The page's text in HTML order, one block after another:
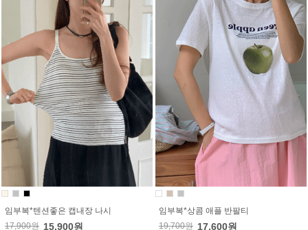
임부복*텐션좋은 캡내장 나시
17,900원 15,900원
임부복*상콤 애플 반팔티
19,700원 17,600원